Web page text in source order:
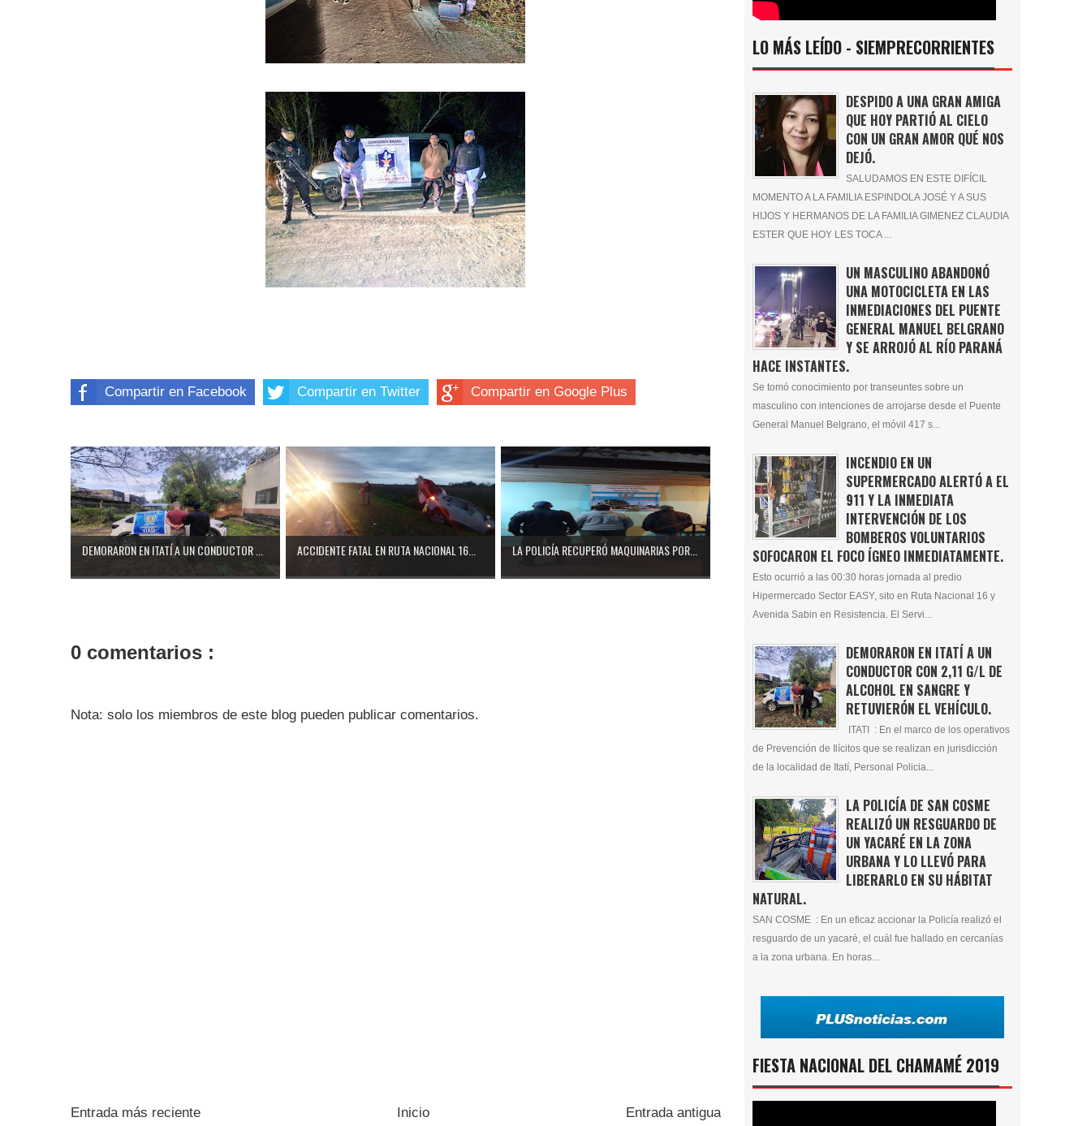
Compartir en Facebook Compartir en Twitter Compartir en Google Plus
DEMORARON EN ITATÍ A UN CONDUCTOR ... ACCIDENTE FATAL EN RUTA NACIONAL 16... LA POLICÍA RECUPERÓ MAQUINARIAS POR...
0 comentarios :
Nota: solo los miembros de este blog pueden publicar comentarios.
Entrada más reciente Entrada antigua
Inicio
LO MÁS LEÍDO - SIEMPRECORRIENTES
DESPIDO A UNA GRAN AMIGA
QUE HOY PARTIÓ AL CIELO
CON UN GRAN AMOR QUÉ NOS
DEJÓ.
SALUDAMOS EN ESTE DIFÍCIL
MOMENTO A LA FAMILIA ESPINDOLA JOSÉ Y A SUS
HIJOS Y HERMANOS DE LA FAMILIA GIMENEZ CLAUDIA
ESTER QUE HOY LES TOCA ...
UN MASCULINO ABANDONÓ
UNA MOTOCICLETA EN LAS
INMEDIACIONES DEL PUENTE
GENERAL MANUEL BELGRANO
Y SE ARROJÓ AL RÍO PARANÁ
HACE INSTANTES.
Se tomó conocimiento por transeuntes sobre un
masculino con intenciones de arrojarse desde el Puente
General Manuel Belgrano, el móvil 417 s...
INCENDIO EN UN
SUPERMERCADO ALERTÓ A EL
911 Y LA INMEDIATA
INTERVENCIÓN DE LOS
BOMBEROS VOLUNTARIOS
SOFOCARON EL FOCO ÍGNEO INMEDIATAMENTE.
Esto ocurrió a las 00:30 horas jornada al predio
Hipermercado Sector EASY, sito en Ruta Nacional 16 y
Avenida Sabin en Resistencia. El Servi...
DEMORARON EN ITATÍ A UN
CONDUCTOR CON 2,11 G/L DE
ALCOHOL EN SANGRE Y
RETUVIERÓN EL VEHÍCULO.
ITATI : En el marco de los operativos
de Prevención de Ilícitos que se realizan en jurisdicción
de la localidad de Itatí, Personal Policia...
LA POLICÍA DE SAN COSME
REALIZÓ UN RESGUARDO DE
UN YACARÉ EN LA ZONA
URBANA Y LO LLEVÓ PARA
LIBERARLO EN SU HÁBITAT
NATURAL.
SAN COSME : En un eficaz accionar la Policía realizó el
resguardo de un yacaré, el cuál fue hallado en cercanías
a la zona urbana. En horas...
FIESTA NACIONAL DEL CHAMAMÉ 2019